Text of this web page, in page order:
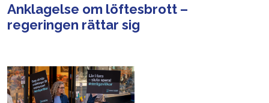
Anklagelse om löftesbrott –
regeringen rättar sig